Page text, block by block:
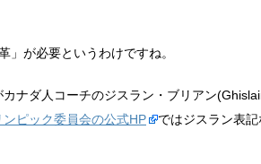
」が必要というわけですね。
ナダ人コーチのジスラン・ブリアン
ンピック委員会の公式HP
ではジスラン表